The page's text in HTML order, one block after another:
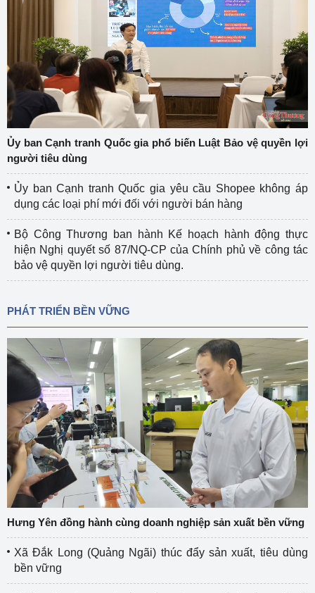
Ủy ban Cạnh tranh Quốc gia phổ biến Luật Bảo vệ quyền lợi
người tiêu dùng
Ủy ban Cạnh tranh Quốc gia yêu cầu Shopee không áp
dụng các loại phí mới đối với người bán hàng
Bộ Công Thương ban hành Kế hoạch hành động thực
hiện Nghị quyết số 87/NQ-CP của Chính phủ về công tác
bảo vệ quyền lợi người tiêu dùng.
PHÁT TRIỂN BỀN VỮNG
Hưng Yên đồng hành cùng doanh nghiệp sản xuất bền vững
Xã Đắk Long (Quảng Ngãi) thúc đẩy sản xuất, tiêu dùng
bền vững